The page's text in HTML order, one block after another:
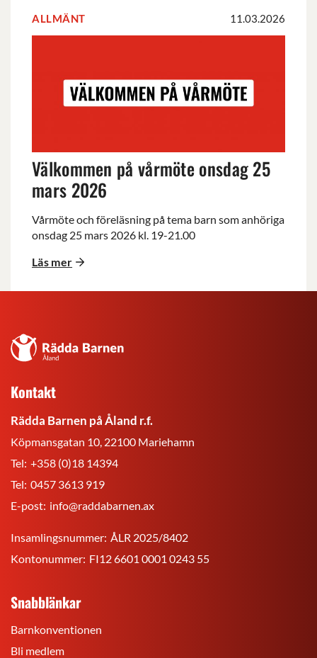
ALLMÄNT 11.03.2026
Välkommen på vårmöte onsdag 25
mars 2026
Vårmöte och föreläsning på tema barn som anhöriga
onsdag 25 mars 2026 kl. 19-21.00
Läs mer
Kontakt
Rädda Barnen på Åland r.f.
Köpmansgatan 10, 22100 Mariehamn
Tel: +358 (0)18 14394
Tel: 0457 3613 919
E-post: info@raddabarnen.ax
Insamlingsnummer: ÅLR 2025/8402
Kontonummer: FI12 6601 0001 0243 55
Snabblänkar
Barnkonventionen
Bli medlem